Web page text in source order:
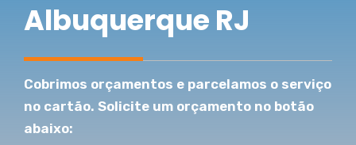
Albuquerque RJ
Cobrimos orçamentos e parcelamos o serviço
no cartão. Solicite um orçamento no botão
abaixo: